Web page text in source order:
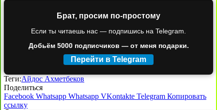
Брат, просим по-простому
Если ты читаешь нас — подпишись на Telegram.
Добьём 5000 подписчиков — от меня подарки.
Перейти в Telegram
Теги:Айдос Ахметбеков
Поделиться
Facebook Whatsapp Whatsapp VKontakte Telegram Копировать
ссылку